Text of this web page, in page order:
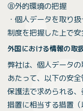
⑧外的環境の把握
・個人データを取り
制度を把握した上で安
外国における情報の取
弊社は、個人データ
あたって、以下の安
保護法で求められる
措置に相当する措置